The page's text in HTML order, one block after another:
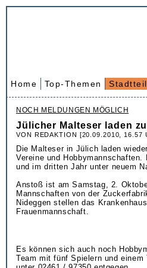
Home Top-Themen
NOCH MELDUNGEN MÖGLICH
Jülicher Malteser laden
VON REDAKTION [20.09.2010, 16.57
Die Malteser in Jülich laden
Vereine und
und im dritten Jahr unter neuem
Anstoß ist am Samstag, 2.
Mannschaften von der
Nideggen stellen das
Frauenmannschaft.
Es können sich auch noch
Team mit fünf Spielern und einem